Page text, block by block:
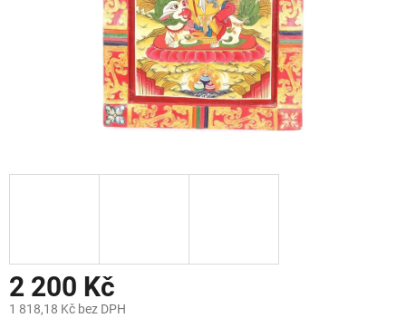
2 200 Kč
1 818,18 Kč bez DPH